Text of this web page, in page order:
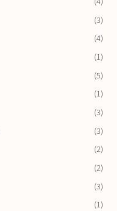
(3)
(4)
(1)
(5)
(1)
(3)
(3)
(2)
(2)
(3)
(1)